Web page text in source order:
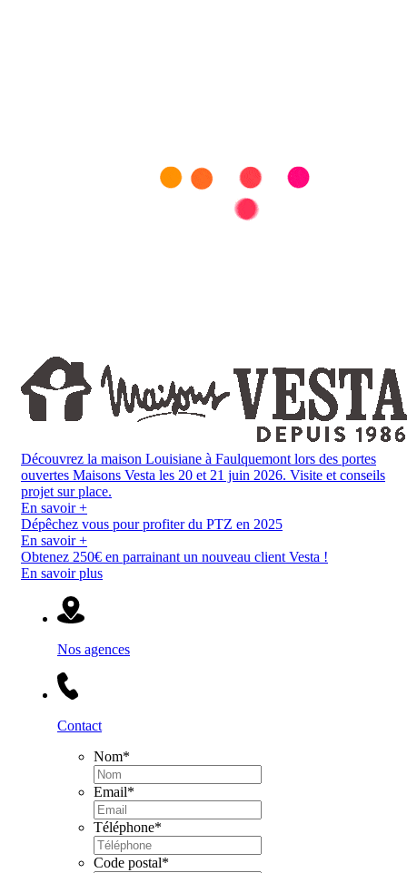
Découvrez la maison Louisiane à Faulquemont lors des portes
ouvertes Maisons Vesta les 20 et 21 juin 2026. Visite et conseils
projet sur place.
En savoir +
Dépêchez vous pour profiter du PTZ en 2025
En savoir +
Obtenez 250€ en parrainant un nouveau client Vesta !
En savoir plus
Nos agences
Contact
Nom*
Email*
Téléphone*
Code postal*